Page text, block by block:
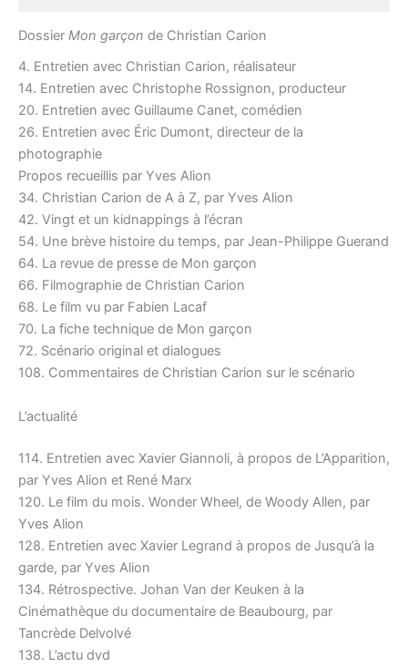
Dossier Mon garçon de Christian Carion
4. Entretien avec Christian Carion, réalisateur
14. Entretien avec Christophe Rossignon, producteur
20. Entretien avec Guillaume Canet, comédien
26. Entretien avec Éric Dumont, directeur de la
photographie
Propos recueillis par Yves Alion
34. Christian Carion de A à Z, par Yves Alion
42. Vingt et un kidnappings à l’écran
54. Une brève histoire du temps, par Jean-Philippe Guerand
64. La revue de presse de Mon garçon
66. Filmographie de Christian Carion
68. Le film vu par Fabien Lacaf
70. La fiche technique de Mon garçon
72. Scénario original et dialogues
108. Commentaires de Christian Carion sur le scénario
L’actualité
114. Entretien avec Xavier Giannoli, à propos de L’Apparition,
par Yves Alion et René Marx
120. Le film du mois. Wonder Wheel, de Woody Allen, par
Yves Alion
128. Entretien avec Xavier Legrand à propos de Jusqu’à la
garde, par Yves Alion
134. Rétrospective. Johan Van der Keuken à la
Cinémathèque du documentaire de Beaubourg, par
Tancrède Delvolvé
138. L’actu dvd